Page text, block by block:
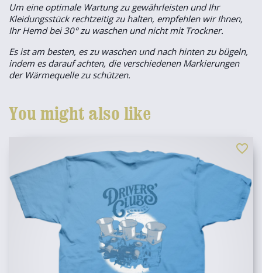
Um eine optimale Wartung zu gewährleisten und Ihr
Kleidungsstück rechtzeitig zu halten, empfehlen wir Ihnen,
Ihr Hemd bei 30° zu waschen und nicht mit Trockner.
Es ist am besten, es zu waschen und nach hinten zu bügeln,
indem es darauf achten, die verschiedenen Markierungen
der Wärmequelle zu schützen.
You might also like
favorite_border